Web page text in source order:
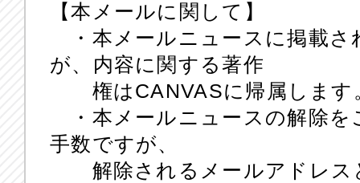
【本メールに関して】
・本メールニュースに掲載さ
が、内容に関する著作
権はCANVASに帰属します
・本メールニュースの解除を
手数ですが、
解除されるメールアドレス